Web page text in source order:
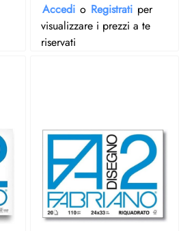
Accedi o Registrati per
visualizzare i prezzi a te
riservati